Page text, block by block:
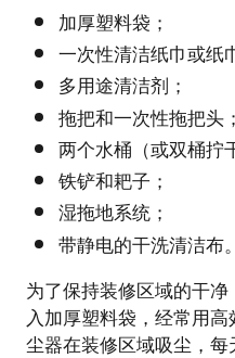
加厚塑料袋；
一次性清洁纸巾或纸
多用途清洁剂；
拖把和一次性拖把头；
两个水桶（或双桶拧
铁铲和耙子；
湿拖地系统；
带静电的干洗清洁布。
为了保持装修区域的干
入加厚塑料袋，经常用
尘器在装修区域吸尘，